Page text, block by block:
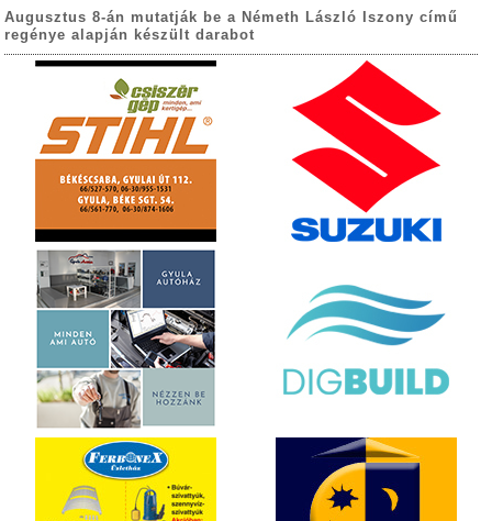
Augusztus 8-án mutatják be a Németh László Iszony című
regénye alapján készült darabot